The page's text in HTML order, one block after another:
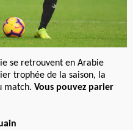
se retrouvent en Arabie
trophée de la saison, la
match. Vous pouvez parier